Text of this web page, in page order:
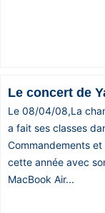
Le concert de
Le 08/04/08,La
a fait ses classes
Commandements
cette année avec
MacBook Air...